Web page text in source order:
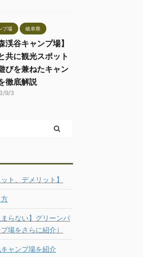
プ場 岐阜県
渓谷キャンプ場】
共に観光スポット
びを兼ねたキャン
徹底解説
9/3
ト、デメリット】
まらない】グリーンパ
場をさらに紹介）
ャンプ場を紹介